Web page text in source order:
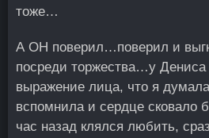
тоже…
А ОН поверил…поверил и
посреди торжества…у Дениса
выражение лица, что я
вспомнила и сердце сковало
час назад клялся любить,